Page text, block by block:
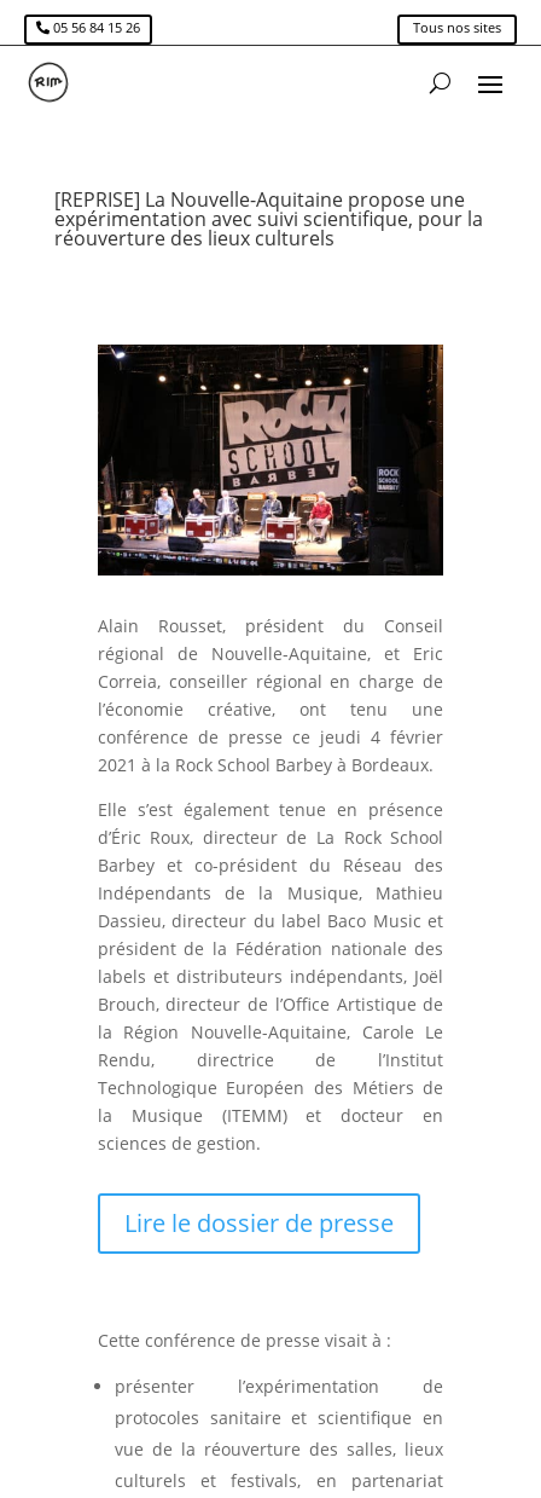
05 56 84 15 26 Tous nos sites
[REPRISE] La Nouvelle-Aquitaine propose une
expérimentation avec suivi scientifique, pour la
réouverture des lieux culturels
Alain Rousset, président du Conseil
régional de Nouvelle-Aquitaine, et Eric
Correia, conseiller régional en charge de
l’économie créative, ont tenu une
conférence de presse ce jeudi 4 février
2021 à la Rock School Barbey à Bordeaux.
Elle s’est également tenue en présence
d’Éric Roux, directeur de La Rock School
Barbey et co-président du Réseau des
Indépendants de la Musique, Mathieu
Dassieu, directeur du label Baco Music et
président de la Fédération nationale des
labels et distributeurs indépendants, Joël
Brouch, directeur de l’Office Artistique de
la Région Nouvelle-Aquitaine, Carole Le
Rendu, directrice de l’Institut
Technologique Européen des Métiers de
la Musique (ITEMM) et docteur en
sciences de gestion.
Lire le dossier de presse
Cette conférence de presse visait à :
présenter l’expérimentation de
protocoles sanitaire et scientifique en
vue de la réouverture des salles, lieux
culturels et festivals, en partenariat